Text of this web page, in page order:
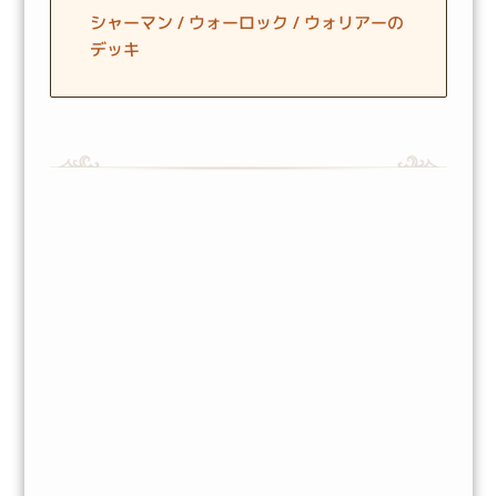
シャーマン / ウォーロック / ウォリアーの
デッキ